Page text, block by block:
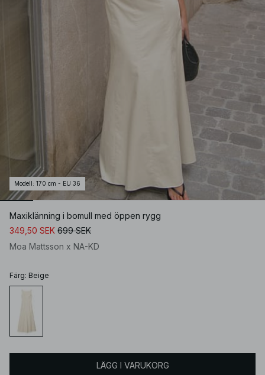
Modell : 170 cm - EU 36
Maxiklänning i bomull med öppen rygg
349,50 SEK 699 SEK
Moa Mattsson x NA-KD
Färg: Beige
LÄGG I VARUKORG